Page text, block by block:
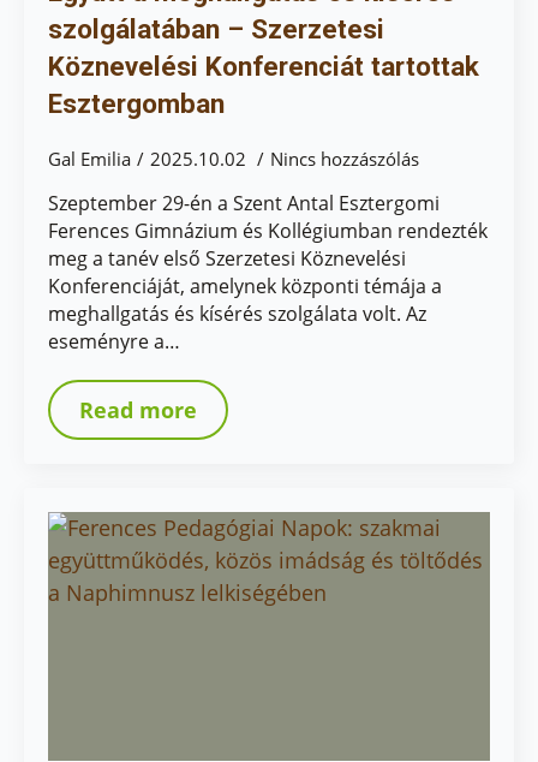
szolgálatában – Szerzetesi
Köznevelési Konferenciát tartottak
Esztergomban
Gal Emilia 2025.10.02 Nincs hozzászólás
Szeptember 29-én a Szent Antal Esztergomi
Ferences Gimnázium és Kollégiumban rendezték
meg a tanév első Szerzetesi Köznevelési
Konferenciáját, amelynek központi témája a
meghallgatás és kísérés szolgálata volt. Az
eseményre a…
Read more